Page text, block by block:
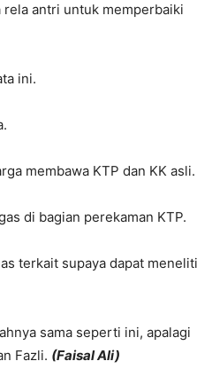
rela antri untuk memperbaiki
ini.
membawa KTP dan KK asli.
di bagian perekaman KTP.
terkait supaya dapat meneliti
sama seperti ini, apalagi
Fazli. (Faisal Ali)